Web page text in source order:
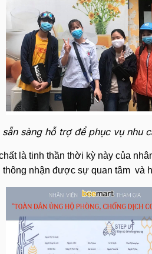
sẵn sàng hỗ trợ để phục vụ nhu
là tinh thần thời kỳ này của
nhận được sự quan tâm và